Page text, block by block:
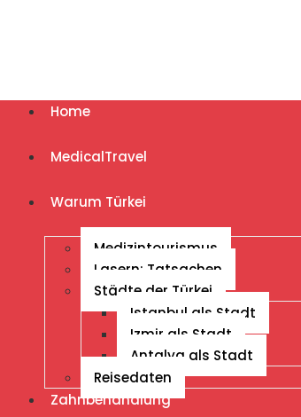
Home
MedicalTravel
Warum Türkei
Medizintourismus
Lasern: Tatsachen
Städte der Türkei
Istanbul als Stadt
Izmir als Stadt
Antalya als Stadt
Reisedaten
Zahnbehandlung